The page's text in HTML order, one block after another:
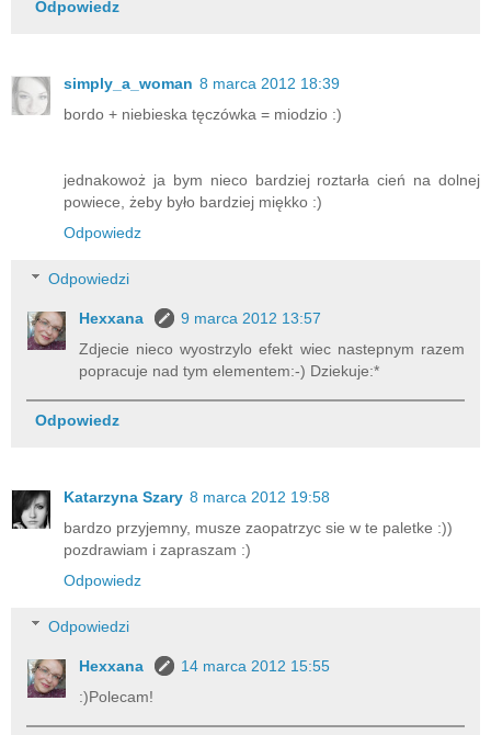
Odpowiedz
simply_a_woman 8 marca 2012 18:39
bordo + niebieska tęczówka = miodzio :)
jednakowoż ja bym nieco bardziej roztarła cień na dolnej
powiece, żeby było bardziej miękko :)
Odpowiedz
Odpowiedzi
Hexxana
9 marca 2012 13:57
Zdjecie nieco wyostrzylo efekt wiec nastepnym razem
popracuje nad tym elementem:-) Dziekuje:*
Odpowiedz
Katarzyna Szary 8 marca 2012 19:58
bardzo przyjemny, musze zaopatrzyc sie w te paletke :))
pozdrawiam i zapraszam :)
Odpowiedz
Odpowiedzi
Hexxana
14 marca 2012 15:55
:)Polecam!